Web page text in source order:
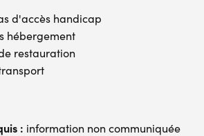
d'accès handicap
hébergement
restauration
: information non communiquée